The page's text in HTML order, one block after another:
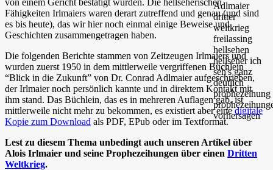
Fähigkeiten Irlmaiers waren derart zutreffend und genau (und sind
es bis heute), das wir hier noch einmal einige Beweise und
Geschichten zusammengetragen haben.
Die folgenden Berichte stammen von Zeitzeugen Irlmaiers und
wurden zuerst 1950 in dem mittlerweile vergriffenen Büchlein
“Blick in die Zukunft” von Dr. Conrad Adlmaier aufgeschrieben,
der Irlmaier noch persönlich kannte und in direktem Kontakt mit
ihm stand. Das Büchlein, das es in mehreren Auflagen gab, ist
mittlerweile nicht mehr zu bekommen, es existiert aber einedigitale
Kopie zum Download als PDF, EPub oder im Textformat.
Lest zu diesem Thema unbedingt auch unseren Artikel über
Alois Irlmaier und seine Prophezeihungen über einen Dritten
Weltkrieg.